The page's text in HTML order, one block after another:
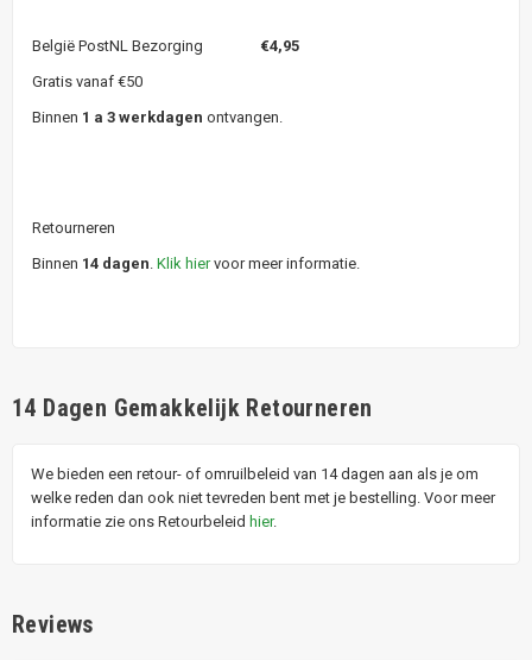
België PostNL Bezorging €4,95
Gratis vanaf €50
Binnen 1 a 3 werkdagen ontvangen.
Retourneren
Binnen 14 dagen Klik hiervoor meer informatie.
14 Dagen Gemakkelijk Retourneren
We bieden een retour- of omruilbeleid van 14 dagen aan als je om
welke reden dan ook niet tevreden bent met je bestelling. Voor meer
informatie zie ons Retourbeleid hier.
Reviews